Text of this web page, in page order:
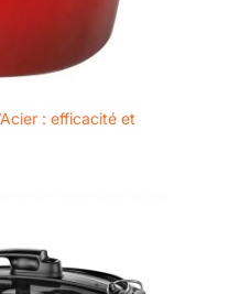
: efficacité et